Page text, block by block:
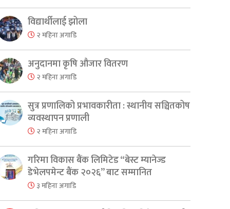
विद्यार्थीलाई झोला
२ महिना अगाडि
अनुदानमा कृषि औजार वितरण
२ महिना अगाडि
सुत्र प्रणालिको प्रभावकारीता : स्थानीय सञ्चितकोष
व्यवस्थापन प्रणाली
२ महिना अगाडि
गरिमा विकास बैंक लिमिटेड “बेस्ट म्यानेज्ड
डेभेलपमेन्ट बैंक २०२६” बाट सम्मानित
३ महिना अगाडि